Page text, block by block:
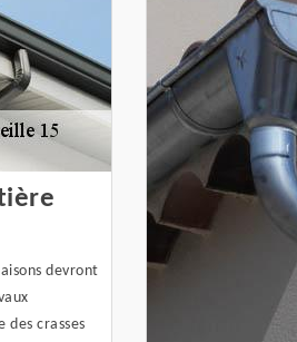
devront
crasses